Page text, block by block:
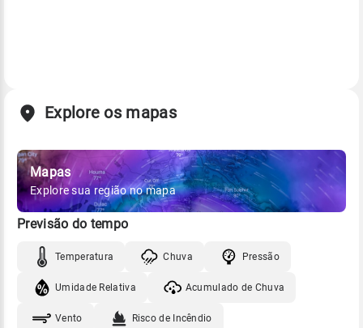
Explore os mapas
Mapas
Explore sua região no mapa
Previsão do tempo
Temperatura Chuva Pressão
Umidade Relativa Acumulado de Chuva
Vento Risco de Incêndio